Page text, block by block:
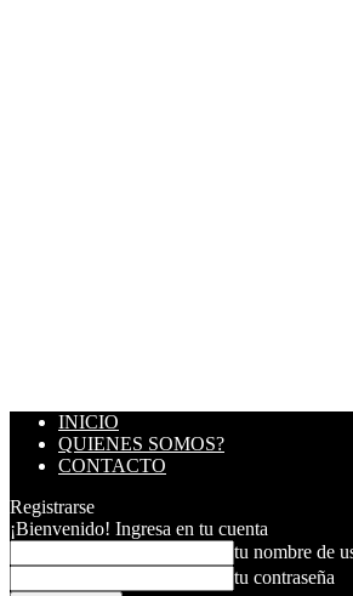
INICIO
QUIENES SOMOS?
CONTACTO
Registrarse
¡Bienvenido! Ingresa en tu cuenta
tu nombre de
tu contraseña